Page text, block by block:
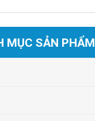
MỤC SẢN PHẨM